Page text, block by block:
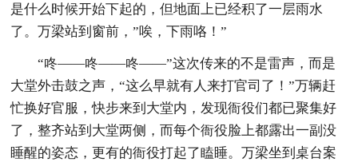
是什么时候开始下起的，但地面上已经积了一层雨水
了。万梁站到窗前，”唉，下雨咯！”
“咚——咚——咚——”这次传来的不是雷声，而是
大堂外击鼓之声，“这么早就有人来打官司了！”万辆赶
忙换好官服，快步来到大堂内，发现衙役们都已聚集好
了，整齐站到大堂两侧，而每个衙役脸上都露出一副没
睡醒的姿态，更有的衙役打起了瞌睡。万梁坐到桌台案